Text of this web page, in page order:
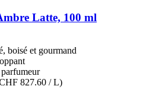
Latte, 100 ml
boisé et gourmand
827.60 / L)